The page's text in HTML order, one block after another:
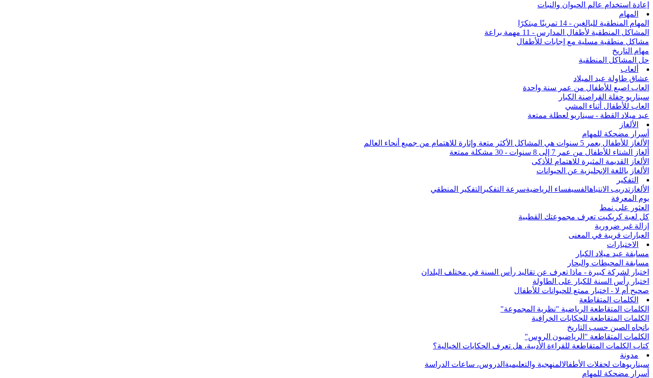
إعادة استخدام عالم الحيوان والنبات
المهام
المهام المنطقية للبالغين - 14 تمرينًا مبتكرًا
المشاكل المنطقية لأطفال المدارس - 11 مهمة براعة
مشاكل منطقية مسلية مع إجابات للأطفال
مهام التاريخ
حل المشاكل المنطقية
ألعاب
عشاق طاولة عيد الميلاد
العاب اصبع للأطفال من عمر سنة واحدة
سيناريو حفلة القراصنة الكبار
العاب للأطفال أثناء المشي
عيد ميلاد القطة - سيناريو لعطلة ممتعة
الألغاز
أسرار مضحكة للمهام
الألغاز للأطفال بعمر 5 سنوات هي المشاكل الأكثر متعة وإثارة للاهتمام من جميع أنحاء العالم
ألغاز الشتاء للأطفال من عمر 7 إلى 8 سنوات - 30 مشكلة ممتعة
الألغاز القديمة المثيرة للاهتمام للأذكى
الألغاز باللغة الإنجليزية عن الحيوانات
التفكير
الألغاز تدريب الانتباهالفسيفساء الرياضيةسرعة التفكير التفكير المنطقي
يوم المعرفة
العثور على نمط
كل لعبة كريكيت تعرف مجموعتك القطبية
إزالة غير ضرورية
العبارات قريبة في المعنى
الاختبارات
مسابقة عيد ميلاد الكبار
مسابقة المحيطات والبحار
اختبار لشركة كبيرة - ماذا تعرف عن تقاليد رأس السنة في مختلف البلدان
اختبار رأس السنة للكبار على الطاولة
صحيح أم لا - اختبار ممتع للحيوانات للأطفال
الكلمات المتقاطعة
الكلمات المتقاطعة الرياضية "نظرية المجموعة"
الكلمات المتقاطعة للحكايات الخرافية
باتجاه الصين حسب التاريخ
الكلمات المتقاطعة "الرياضيون الروس"
كتاب الكلمات المتقاطعة للقراءة الأدبية، هل تعرف الحكايات الخيالية؟
مدونة
سيناريوهات لحفلات الأطفالالمنهجية والتعليمية الدروس، ساعات الدراسة
أسرار مضحكة للمهام